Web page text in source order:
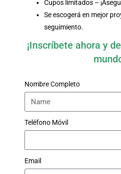
Cupos limitados –
Se escogerá en mejor
seguimiento.
¡Inscríbete ahora y
Nombre Completo
Teléfono Móvil
Email